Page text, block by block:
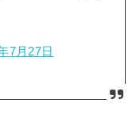
7月27日